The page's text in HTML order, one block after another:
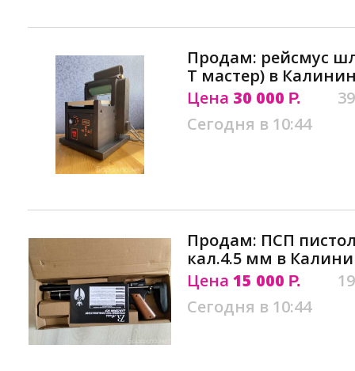
Продам: рейсмус
Т мастер) в
Цена 30 000 Р.
Сегодня в 10:44
Продам: ПСП
кал.4.5 мм в
Цена 15 000 Р.
Сегодня в 10:44